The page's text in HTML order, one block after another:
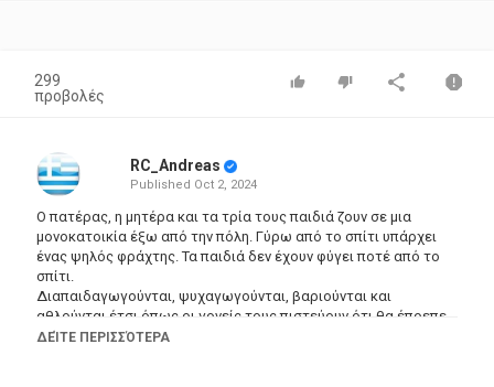
299
προβολές
RC_Andreas
Published Oct 2, 2024
Ο πατέρας, η μητέρα και τα τρία τους παιδιά ζουν σε μια
μονοκατοικία έξω από την πόλη. Γύρω από το σπίτι υπάρχει
ένας ψηλός φράχτης. Τα παιδιά δεν έχουν φύγει ποτέ από το
σπίτι.
Διαπαιδαγωγούνται, ψυχαγωγούνται, βαριούνται και
αθλούνται έτσι όπως οι γονείς τους πιστεύουν ότι θα έπρεπε,
χωρίς κανένα εξωτερικό ερέθισμα. Τα παιδιά επίσης
ΔΕΊΤΕ ΠΕΡΙΣΣΌΤΕΡΑ